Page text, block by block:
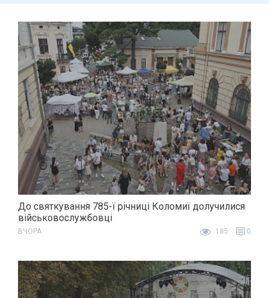
До святкування 785-ї річниці Коломиї долучилися
військовослужбовці
ВЧОРА 185 0